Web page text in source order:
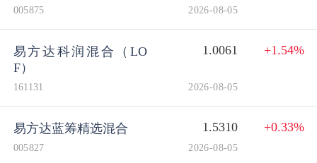
005875 2026-08-05
易方达科润混合（LO
F）
1.0061 +1.54%
161131 2026-08-05
易方达蓝筹精选混合 1.5310 +0.33%
005827 2026-08-05